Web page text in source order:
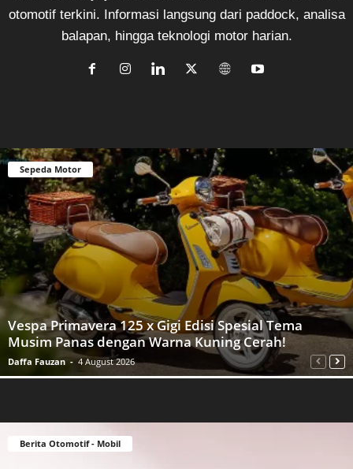
otomotif terkini. Informasi langsung dari paddock, analisa
balapan, hingga teknologi motor harian.
Sepeda Motor
Vespa Primavera 125 x Gigi Edisi Spesial Tema
Musim Panas dengan Warna Kuning Cerah!
Daffa Fauzan - 4 August 2026
Berita Otomotif - Mobil